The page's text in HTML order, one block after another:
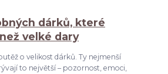
dárků, které
velké dary
o velikost dárků. Ty nejmenší
to největší – pozornost, emoci,